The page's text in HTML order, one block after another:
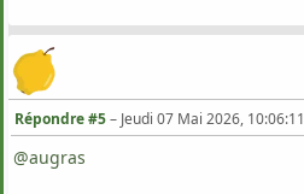
Répondre #5– Jeudi 07 Mai 2026, 10:06:11
@augras